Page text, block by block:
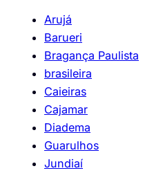
Arujá
Barueri
Bragança Paulista
brasileira
Caieiras
Cajamar
Diadema
Guarulhos
Jundiaí